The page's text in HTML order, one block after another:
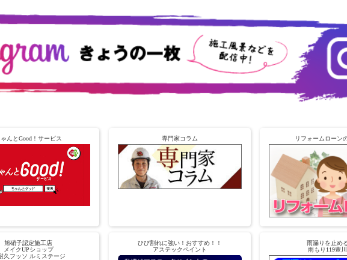
ゃんとGood！サービス 専門家コラム リフォームローン
旭硝子認定施工店
メイクUPショップ
久フッソ ルミステージ
ひび割れに強い！おすすめ！！
アステックペイント
雨漏りを止め
雨もり119豊